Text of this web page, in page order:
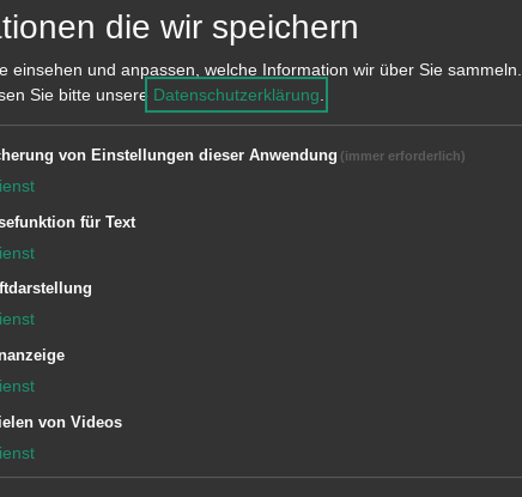
aufgestellt und mit
Zigarettenkippen häufig achtlos
auf unsere
Andreas Niegel, Leiter des
öffentliche Ordnung. So ist
zu wiederholen und
der üblichen Streifen zu ahnden.
der Stadt Aalen wird
Bußgelds für „Kippen schnippen“
die wir speichern
einsehen und anpassen, welche Information wir über Sie sammeln.
Sie bitte unsere Datenschutzerklärung
von Einstellungen dieser Anwendung (immer erforderlich)
für Text
von Videos